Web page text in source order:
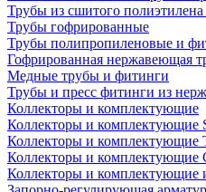
Трубы из сшитого
Трубы гофрированные
Трубы полипропиленовые и
Гофрированная нержавеющая
Медные трубы и фитинги
Трубы и пресс фитинги из
Коллекторы и комплектующие
Коллекторы и комплектующие
Коллекторы и комплектующие
Коллекторы и комплектующие
Коллекторы и комплектующие